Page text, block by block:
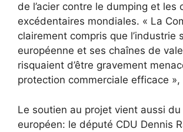
de l’acier contre le dumping et les
excédentaires mondiales. « La
clairement compris que l’industrie
européenne et ses chaînes de
risquaient d’être gravement
protection commerciale efficace
Le soutien au projet vient aussi
européen: le député CDU Dennis